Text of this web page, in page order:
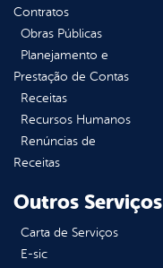
Contratos
Obras Públicas
Planejamento e
Prestação de Contas
Receitas
Recursos Humanos
Renúncias de
Receitas
Outros Serviços
Carta de Serviços
E-sic